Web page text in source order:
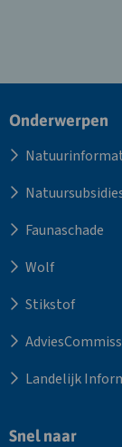
Site
Onderwerpen
Faunaschade
Wolf
Stikstof
Landelijk
Snel naar